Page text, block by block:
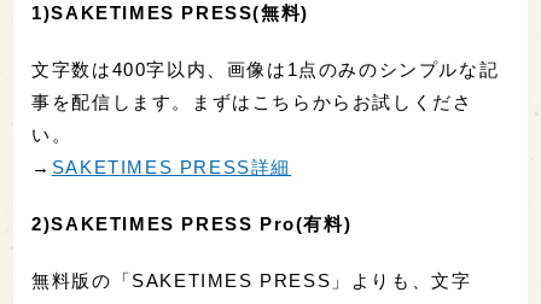
1)SAKETIMES PRESS(無料)
文字数は400字以内、画像は1点のみのシンプルな記
事を配信します。まずはこちらからお試しくださ
い。
→ SAKETIMES PRESS詳細
2)SAKETIMES PRESS Pro(有料)
無料版の「SAKETIMES PRESS」よりも、文字